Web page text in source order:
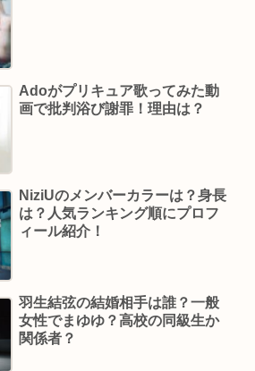
Adoがプリキュア歌ってみた動
画で批判浴び謝罪！理由は？
NiziUのメンバーカラーは？身長
は？人気ランキング順にプロフ
ィール紹介！
羽生結弦の結婚相手は誰？一般
女性でまゆゆ？高校の同級生か
関係者？